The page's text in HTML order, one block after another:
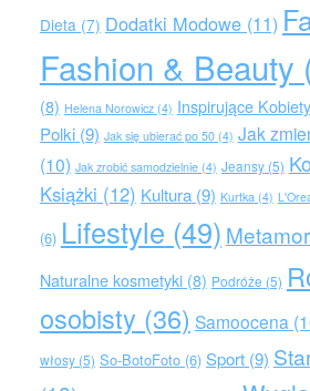
Dieta(7) Dodatki Modowe(11)
Fashion & Beauty
(8) Helena Norowicz(4) Inspirujące Kobiety
Polki(9) Jak się ubierać po 50(4) Jak
(10) Jak zrobić samodzielnie(4) Jeansy(5)
Książki (12) Kultura(9) Kurtka(4)
(6) Lifestyle (49)
Naturalne kosmetyki(8) Podróże (5)
osobisty (36) Samoocena
włosy(5) So-BotoFoto(6) Sport(9)